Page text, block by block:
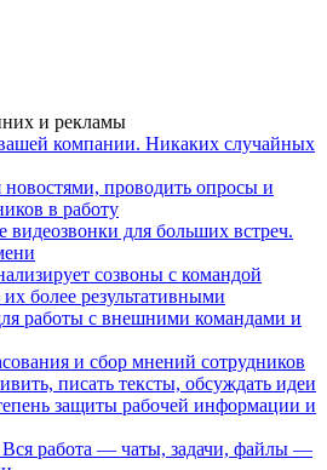
и рекламы
компании. Никаких случайных
новостями, проводить опросы и
в работу
видеозвонки для больших встреч.
созвоны с командой
более результативными
работы с внешними командами и
и сбор мнений сотрудников
писать тексты, обсуждать идеи
защиты рабочей информации и
Вся работа — чаты, задачи, файлы —